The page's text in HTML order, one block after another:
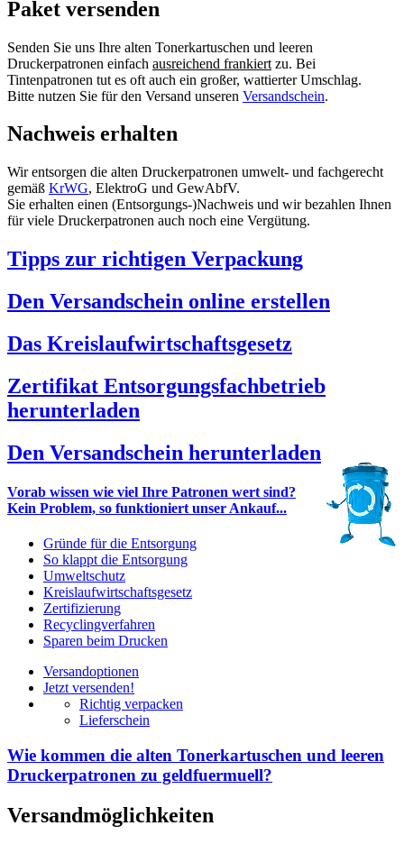
Paket versenden
Senden Sie uns Ihre alten Tonerkartuschen und leeren
Druckerpatronen einfach ausreichend frankiert zu. Bei
Tintenpatronen tut es oft auch ein großer, wattierter Umschlag.
Bitte nutzen Sie für den Versand unseren Versandschein.
Nachweis erhalten
Wir entsorgen die alten Druckerpatronen umwelt- und fachgerecht
gemäß KrWG, ElektroG und GewAbfV.
Sie erhalten einen (Entsorgungs-)Nachweis und wir bezahlen Ihnen
für viele Druckerpatronen auch noch eine Vergütung.
Tipps zur richtigen Verpackung
Den Versandschein online erstellen
Das Kreislaufwirtschaftsgesetz
Zertifikat Entsorgungsfachbetrieb
herunterladen
Den Versandschein herunterladen
Vorab wissen wie viel Ihre Patronen wert sind?
Kein Problem, so funktioniert unser Ankauf...
Gründe für die Entsorgung
So klappt die Entsorgung
Umweltschutz
Kreislaufwirtschaftsgesetz
Zertifizierung
Recyclingverfahren
Sparen beim Drucken
Versandoptionen
Jetzt versenden!
Richtig verpacken
Lieferschein
Wie kommen die alten Tonerkartuschen und leeren
Druckerpatronen zu geldfuermuell?
Versandmöglichkeiten